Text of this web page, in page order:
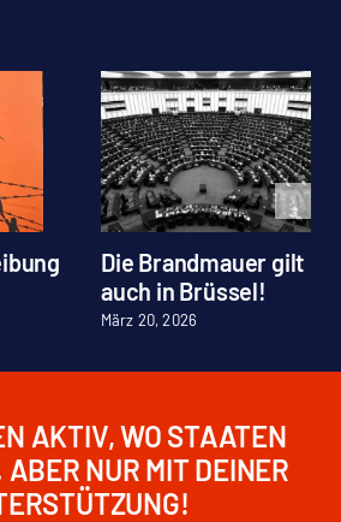
Die Brandmauer gilt
auch in Brüssel!
März 20, 2026
AKTIV, WO STAATEN
NUR MIT DEINER